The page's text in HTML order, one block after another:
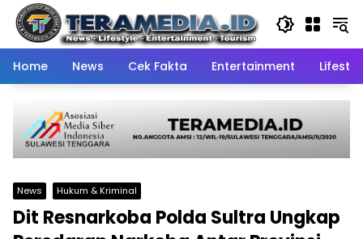
Skip
content
Home
News Cek Fakta Entertainment
News Hukum & Kriminal
Dit Resnarkoba Polda Sultra Ungkap